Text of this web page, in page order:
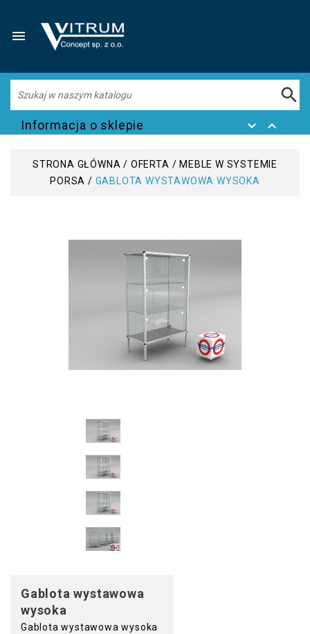


Informacja o sklepie  
STRONA GŁÓWNA OFERTA
MEBLE W SYSTEMIE
PORSA
GABLOTA WYSTAWOWA WYSOKA
Gablota wystawowa
wysoka
Gablota wystawowa wysoka